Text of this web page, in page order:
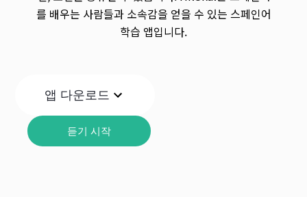
를 배우는 사람들과 소속감을 얻을 수 있는 스페인어
학습 앱입니다.
앱 다운로드
듣기 시작